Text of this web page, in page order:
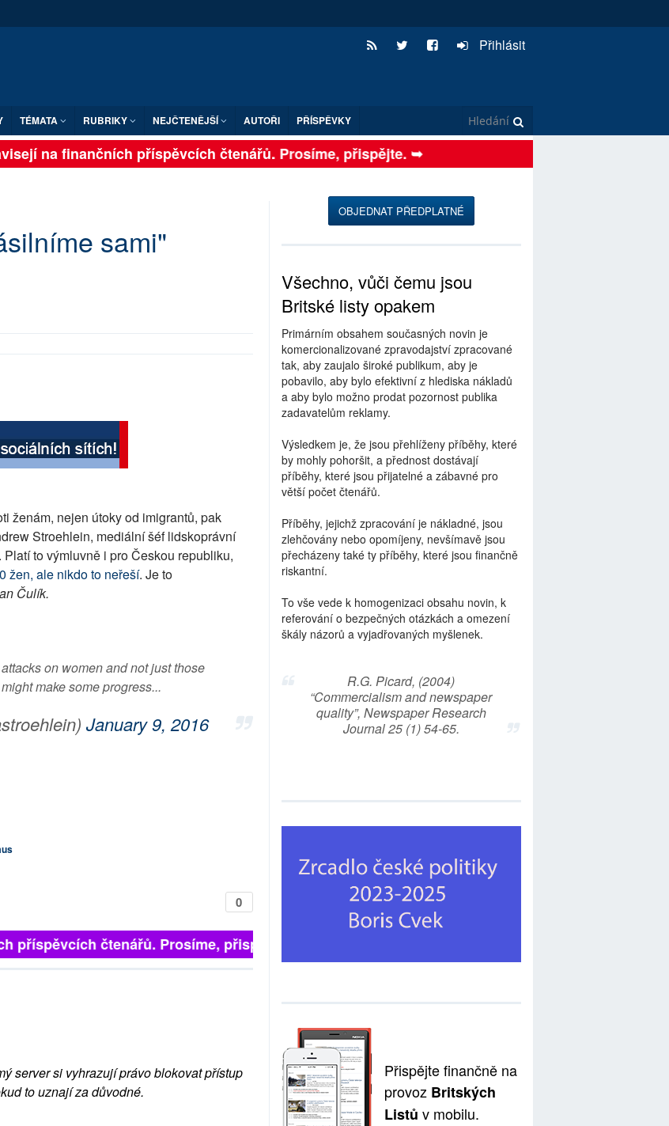
Přihlásit
TÉMATA RUBRIKY NEJČTENĚJŠÍ AUTOŘI PŘÍSPĚVKY
na finančních příspěvcích čtenářů. Prosíme, přispějte. ➥
sami"
ženám, nejen útoky od imigrantů, pak
Stroehlein, mediální šéf lidskoprávní
to výmluvně i pro Českou republiku,
žen, ale nikdo to neřeší. Je to
Čulík.
on women and not just those
make some progress...
January 9, 2016
0
příspěvcích čtenářů. Prosíme, přispějte. ➥
server si vyhrazují právo blokovat přístup
to uznají za důvodné.
OBJEDNAT PŘEDPLATNÉ
Všechno, vůči čemu jsou
Britské listy opakem
Primárním obsahem současných novin je
komercionalizované zpravodajství zpracované
tak, aby zaujalo široké publikum, aby je
pobavilo, aby bylo efektivní z hlediska nákladů
a aby bylo možno prodat pozornost publika
zadavatelům reklamy.
Výsledkem je, že jsou přehlíženy příběhy, které
by mohly pohoršit, a přednost dostávají
příběhy, které jsou přijatelné a zábavné pro
větší počet čtenářů.
Příběhy, jejichž zpracování je nákladné, jsou
zlehčovány nebo opomíjeny, nevšímavě jsou
přecházeny také ty příběhy, které jsou finančně
riskantní.
To vše vede k homogenizaci obsahu novin, k
referování o bezpečných otázkách a omezení
škály názorů a vyjadřovaných myšlenek.
R.G. Picard, (2004)
“Commercialism and newspaper
quality”, Newspaper Research
Journal 25 (1) 54-65.
Přispějte finančně na
provoz Britských
Listů v mobilu.